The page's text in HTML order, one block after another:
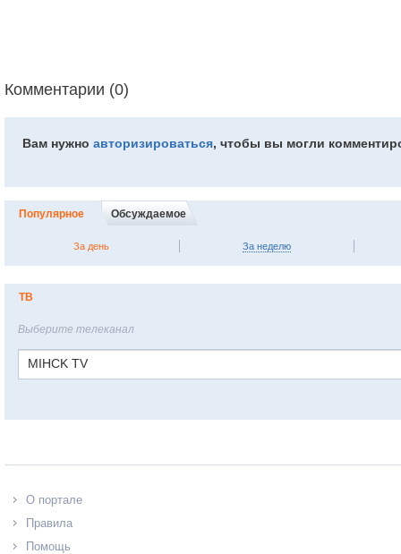
Комментарии (0)
Вам нужно авторизироваться, чтобы вы могли
Популярное Обсуждаемое
За день За неделю
ТВ
Выберите телеканал
MIHCK TV
О портале
Правила
Помощь